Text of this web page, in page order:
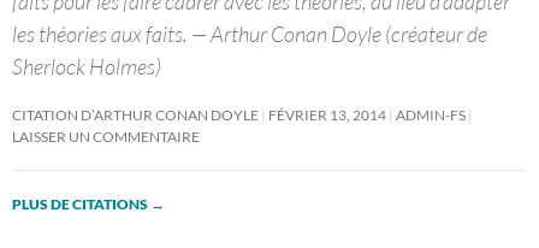
les théories aux faits. — Arthur Conan Doyle (créateur de
Sherlock Holmes)
CITATION D’ARTHUR CONAN DOYLE FÉVRIER 13, 2014 ADMIN-FS
LAISSER UN COMMENTAIRE
PLUS DE CITATIONS →